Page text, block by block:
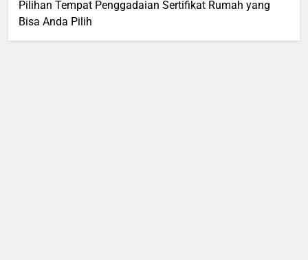
Pilihan Tempat Penggadaian Sertifikat Rumah yang
Bisa Anda Pilih